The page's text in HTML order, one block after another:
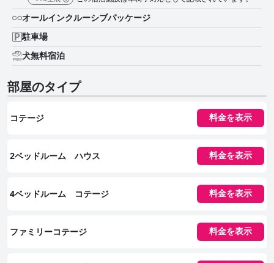
オールインクルーシブパッケージ
駐車場
犬無料宿泊
部屋のタイプ
コテージ 料金を表示
2ベッドルーム ハウス 料金を表示
4ベッドルーム コテージ 料金を表示
ファミリーコテージ 料金を表示